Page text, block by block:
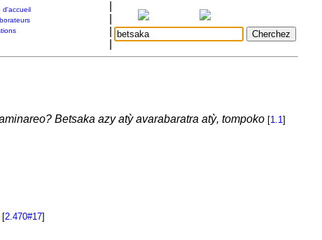
d'accueil
Betsaka azy atỳ avarabaratra atỳ, tompoko [1.1]
[2.470#17]